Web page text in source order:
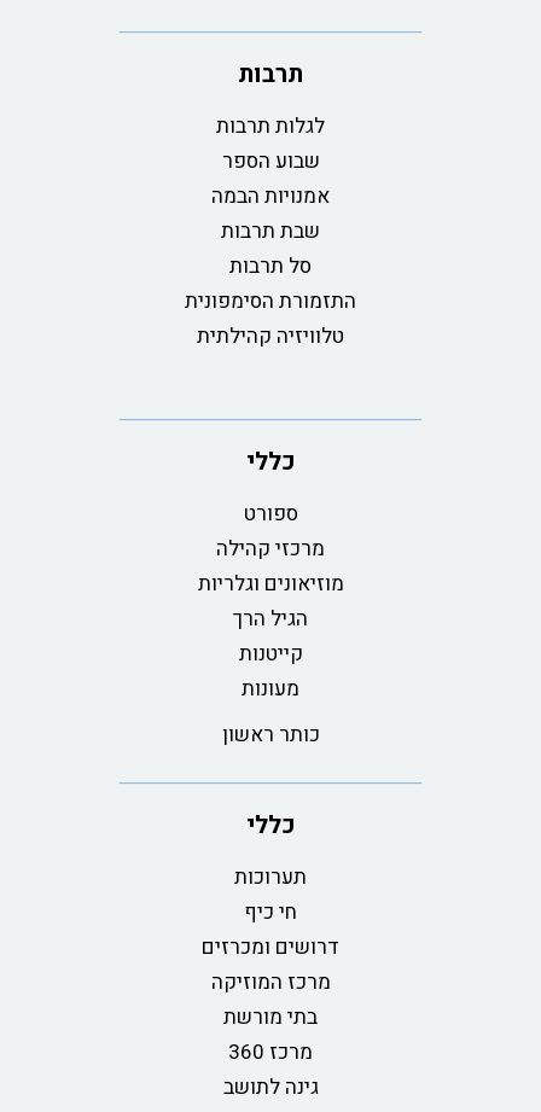
תרבות
לגלות תרבות
שבוע הספר
אמנויות הבמה
שבת תרבות
סל תרבות
התזמורת הסימפונית
טלוויזיה קהילתית
כללי
ספורט
מרכזי קהילה
מוזיאונים וגלריות
הגיל הרך
קייטנות
מעונות
כותר ראשון
כללי
תערוכות
חי כיף
דרושים ומכרזים
מרכז המוזיקה
בתי מורשת
מרכז 360
גינה לתושב